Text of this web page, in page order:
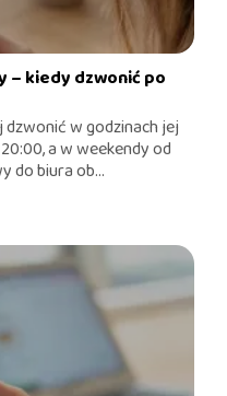
– kiedy dzwonić po
w godzinach jej
a w weekendy od
do biura ob...